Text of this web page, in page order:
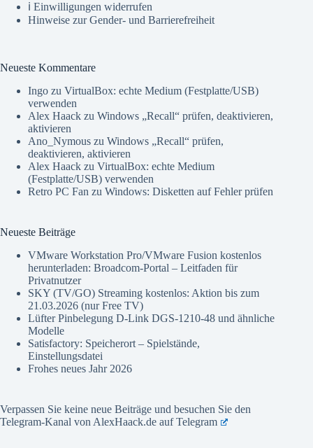
ℹ️ Einwilligungen widerrufen
Hinweise zur Gender- und Barrierefreiheit
Neueste Kommentare
Ingo zu VirtualBox: echte Medium (Festplatte/USB)
verwenden
Alex Haack zu Windows „Recall“ prüfen, deaktivieren,
aktivieren
Ano_Nymous zu Windows „Recall“ prüfen,
deaktivieren, aktivieren
Alex Haack zu VirtualBox: echte Medium
(Festplatte/USB) verwenden
Retro PC Fan zu Windows: Disketten auf Fehler prüfen
Neueste Beiträge
VMware Workstation Pro/VMware Fusion kostenlos
herunterladen: Broadcom-Portal – Leitfaden für
Privatnutzer
SKY (TV/GO) Streaming kostenlos: Aktion bis zum
21.03.2026 (nur Free TV)
Lüfter Pinbelegung D-Link DGS-1210-48 und ähnliche
Modelle
Satisfactory: Speicherort – Spielstände,
Einstellungsdatei
Frohes neues Jahr 2026
Verpassen Sie keine neue Beiträge und besuchen Sie den
Telegram-Kanal von AlexHaack.de aufTelegram